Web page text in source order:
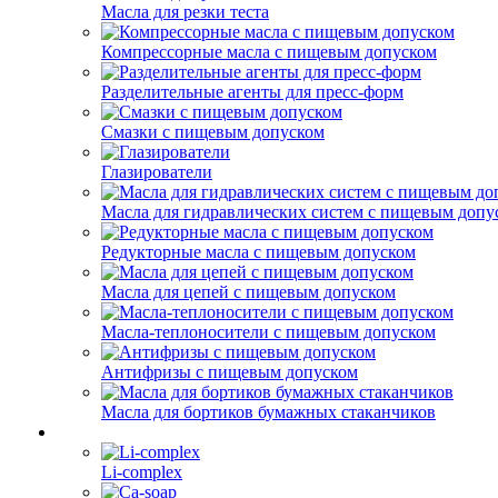
Масла для резки теста
Компрессорные масла с пищевым допуском
Разделительные агенты для пресс-форм
Смазки с пищевым допуском
Глазирователи
Масла для гидравлических систем с пищевым
Редукторные масла с пищевым допуском
Масла для цепей с пищевым допуском
Масла-теплоносители с пищевым допуском
Антифризы с пищевым допуском
Масла для бортиков бумажных стаканчиков
Li-complex